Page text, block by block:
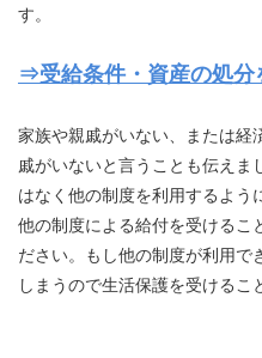
す。
⇒受給条件・資産の処分
家族や親戚がいない、または経
戚がいないと言うことも伝えま
はなく他の制度を利用するよう
他の制度による給付を受けるこ
ださい。もし他の制度が利用で
しまうので生活保護を受けるこ